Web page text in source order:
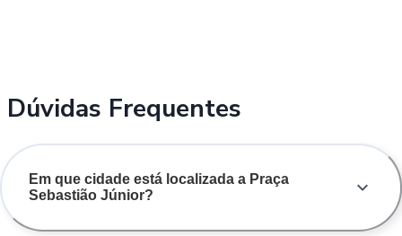
Dúvidas Frequentes
Em que cidade está localizada a Praça
Sebastião Júnior?